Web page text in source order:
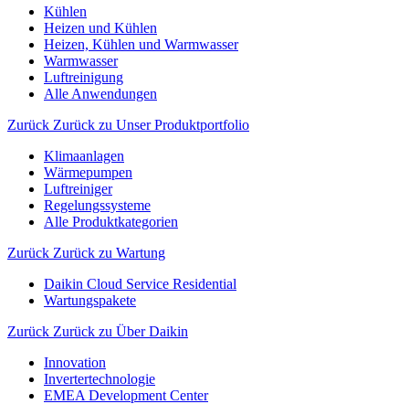
Kühlen
Heizen und Kühlen
Heizen, Kühlen und Warmwasser
Warmwasser
Luftreinigung
Alle Anwendungen
Zurück Zurück zu Unser Produktportfolio
Klimaanlagen
Wärmepumpen
Luftreiniger
Regelungssysteme
Alle Produktkategorien
Zurück Zurück zu Wartung
Daikin Cloud Service Residential
Wartungspakete
Zurück Zurück zu Über Daikin
Innovation
Invertertechnologie
EMEA Development Center